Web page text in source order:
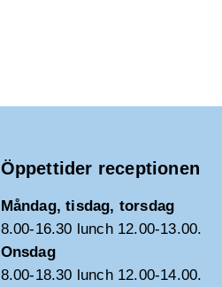
Öppettider receptionen
Måndag, tisdag, torsdag
8.00-16.30 lunch 12.00-13.00.
Onsdag
8.00-18.30 lunch 12.00-14.00.